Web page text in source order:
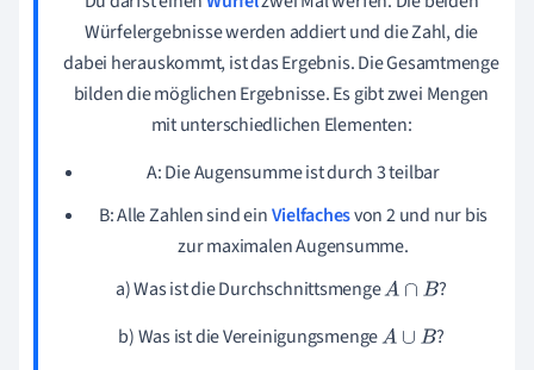
Würfelergebnisse werden addiert und die Zahl, die
dabei herauskommt, ist das Ergebnis. Die Gesamtmenge
bilden die möglichen Ergebnisse. Es gibt zwei Mengen
mit unterschiedlichen Elementen:
A: Die Augensumme ist durch 3 teilbar
B: Alle Zahlen sind einVielfachesvon 2 und nur bis
zur maximalen Augensumme.
a) Was ist die DurchschnittsmengeA∩ B
?
b) Was ist die VereinigungsmengeA∪B
?